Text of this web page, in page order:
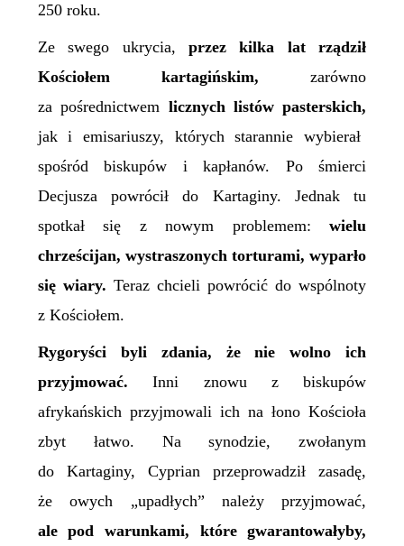
250 roku.
Ze swego ukrycia, przez kilka lat rządził
Kościołem kartagińskim,zarówno
za pośrednictwem licznych listów pasterskich,
jak i emisariuszy, których starannie wybierał
spośród biskupów i kapłanów. Po śmierci
Decjusza powrócił do Kartaginy. Jednak tu
spotkał się z nowym problemem:wielu
chrześcijan, wystraszonych torturami, wyparło
się wiary. Teraz chcieli powrócić do wspólnoty
z Kościołem.
Rygoryści byli zdania, że nie wolno ich
przyjmować. Inni znowu z biskupów
afrykańskich przyjmowali ich na łono Kościoła
zbyt łatwo. Na synodzie, zwołanym
do Kartaginy, Cyprian przeprowadził zasadę,
że owych „upadłych” należy przyjmować,
ale pod warunkami, które gwarantowałyby,